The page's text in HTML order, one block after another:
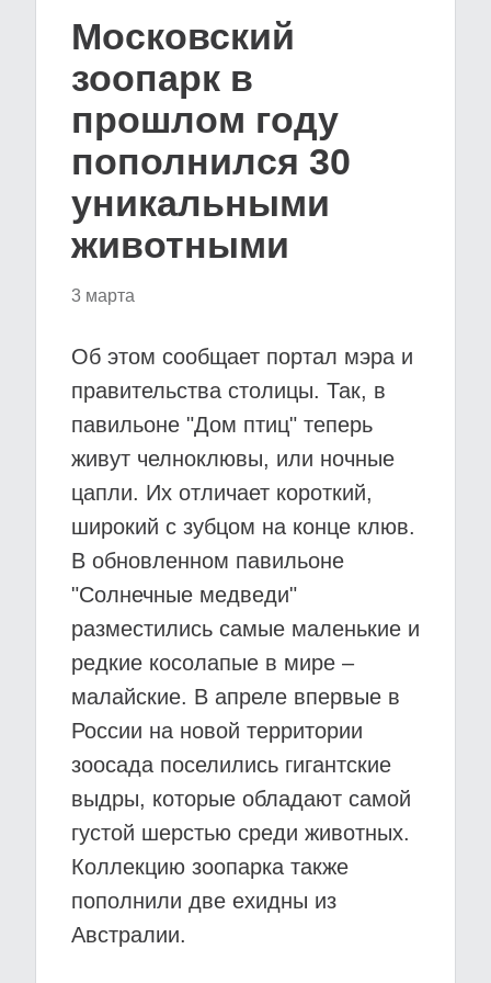
Московский
зоопарк в
прошлом году
пополнился 30
уникальными
животными
3 марта
Об этом сообщает портал мэра и
правительства столицы. Так, в
павильоне "Дом птиц" теперь
живут челноклювы, или ночные
цапли. Их отличает короткий,
широкий с зубцом на конце клюв.
В обновленном павильоне
"Солнечные медведи"
разместились самые маленькие и
редкие косолапые в мире –
малайские. В апреле впервые в
России на новой территории
зоосада поселились гигантские
выдры, которые обладают самой
густой шерстью среди животных.
Коллекцию зоопарка также
пополнили две ехидны из
Австралии.